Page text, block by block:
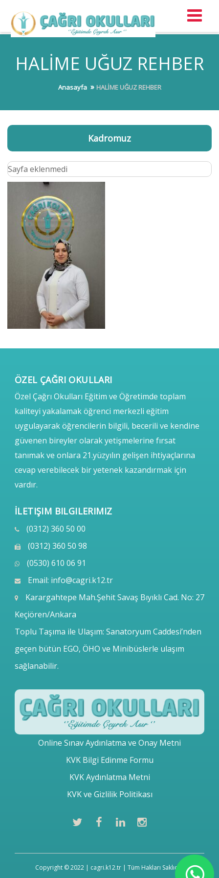
HALİME UĞUZ REHBER
Anasayfa HALİME UĞUZ REHBER
Kadromuz
Sayfa eklenmedi
ÖZEL ÇAĞRI OKULLARI
Özel Çağrı Okulları Eğitim ve Öğretimde toplam
kaliteyi yakalamak öğrenci merkezli eğitim
uygulayarak öğrencilerin bilgili, becerili ve kendine
güvenen bireyler olarak yetişmelerine fırsat
tanımak ve onlara 21.yüzyılın gelişen ihtiyaçlarına
cevap verebilecek bir yetenek kazandırmak için
vardır.
İLETIŞIM BILGILERIMIZ
(0312) 360 50 00
(0312) 360 50 98
(0530) 610 06 91
Email: info@cagri.k12.tr
Karargahtepe Mah.Şehit Savaş Bıyıklı Cad. No: 27
Keçiören/Ankara
Toplu Taşıma ile Ulaşım: Sanatoryum Caddesi’nden
geçen bütün EGO, ÖHO ve Minibüslerle ulaşım
sağlanabilir.
Online Sınav Aydınlatma ve Onay Metni
KVK Bilgi Edinme Formu
KVK Aydınlatma Metni
KVK ve Gizlilik Politikası
Copyright © 2022 | cagri.k12.tr | Tüm Hakları Saklıdır.